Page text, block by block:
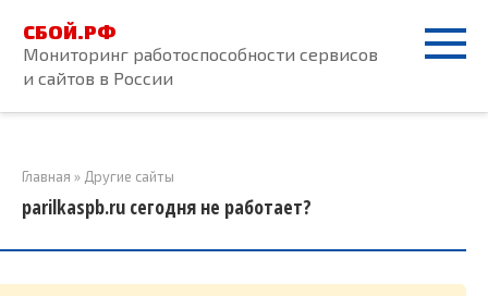
контенту
СБОЙ.РФ
Мониторинг работоспособности сервисов
и сайтов в России
Главная » Другие сайты
parilkaspb.ru сегодня не работает?